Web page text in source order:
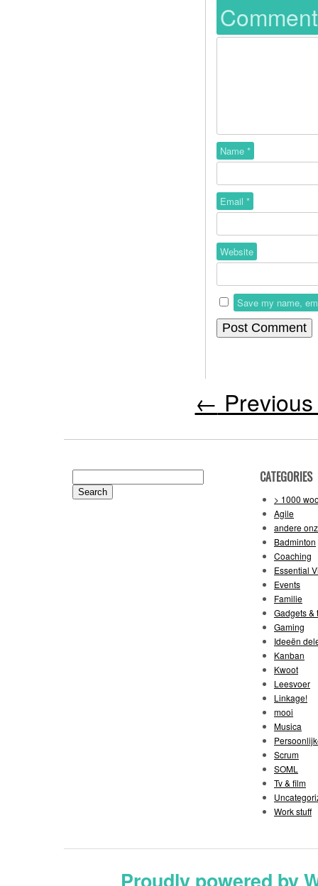
Name *
Email *
Website
Save my name,
←
for:
CATEGORIES
> 1000
Agile
andere
Badminton
Coaching
Essential
Events
Familie
Gadgets &
Gaming
Ideeën
Kanban
Kwoot
Leesvoer
Linkage!
mooi
Musica
Scrum
SOML
Tv & film
Work stuff
Proudly powered by